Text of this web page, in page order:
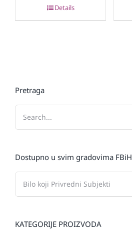
Details
Pretraga
Dostupno u svim gradovima FBiH
KATEGORIJE PROIZVODA